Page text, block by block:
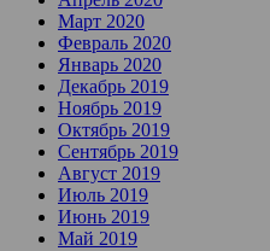
Март 2020
Февраль 2020
Январь 2020
Декабрь 2019
Ноябрь 2019
Октябрь 2019
Сентябрь 2019
Август 2019
Июль 2019
Июнь 2019
Май 2019